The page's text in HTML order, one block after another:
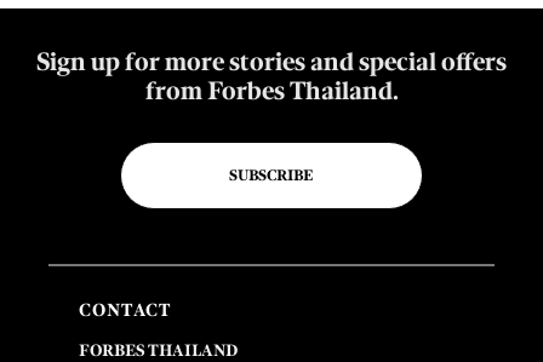
Sign up for more stories and special offers
from Forbes Thailand.
SUBSCRIBE
CONTACT
FORBES THAILAND